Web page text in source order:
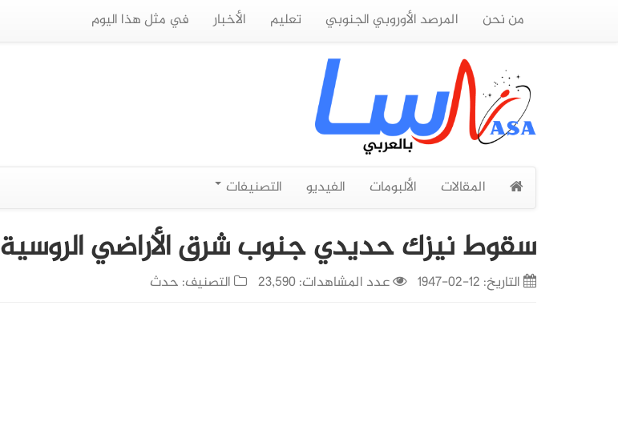
من نحن المرصد الأوروبي الجنوبي تعليم الأخبار في مثل هذا اليوم
المقالات الألبومات الفيديو التصنيفات
سقوط نيزك حديدي جنوب شرق الأراضي الروسية
التاريخ: 12-02-1947 عدد المشاهدات: 23,590 التصنيف: حدث